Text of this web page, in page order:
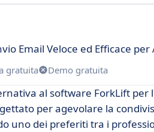
Email Veloce ed Efficace per
gratuita Demo gratuita
al software ForkLift
per agevolare la
uno dei preferiti tra i